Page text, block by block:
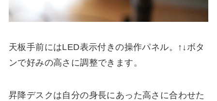
天板手前にはLED表示付きの操作パネル。↑↓ボタ
ンで好みの高さに調整できます。
昇降デスクは自分の身長にあった高さに合わせた